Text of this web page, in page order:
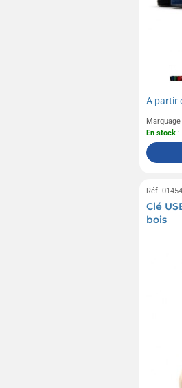
A partir
En stock :
Réf.
Clé
bois